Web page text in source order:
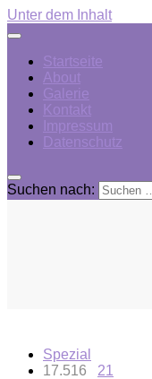
Unter dem Inhalt
Startseite
About
Galerie
Kontakt
Impressum
Datenschutz
Suchen nach:
Spezial
17.516 21